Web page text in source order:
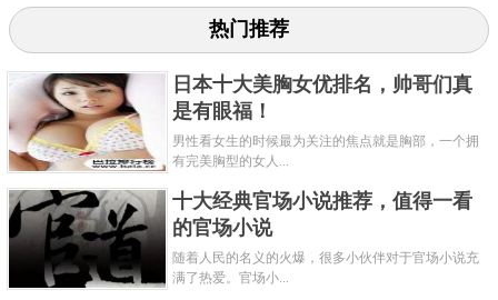
热门推荐
日本十大美胸女优排名，帅哥们真
是有眼福！
男性看女生的时候最为关注的焦点就是胸部，一个拥
有完美胸型的女人...
十大经典官场小说推荐，值得一看
的官场小说
随着人民的名义的火爆，很多小伙伴对于官场小说充
满了热爱。官场小...